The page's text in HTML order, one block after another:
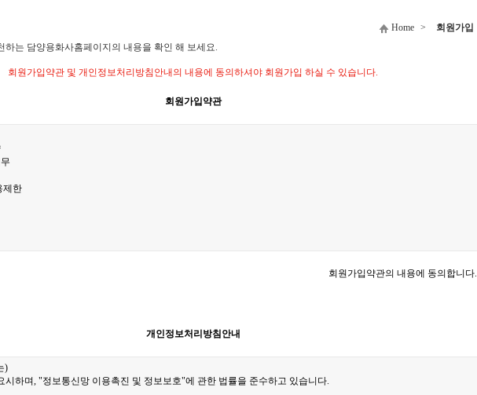
Home > 회원가입
하는 담양용화사홈페이지의 내용을 확인 해 보세요.
회원가입약관 및 개인정보처리방침안내의 내용에 동의하셔야 회원가입 하실 수 있습니다.
회원가입약관
회원가입약관의 내용에 동의합니다.
개인정보처리방침안내